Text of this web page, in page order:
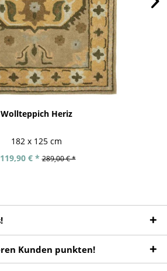
Wollteppich Heriz
182 x 125 cm
119,90 € * 289,00 € *
Kunden punkten!